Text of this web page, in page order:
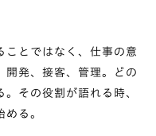
ことではなく、仕事の意
開発、接客、管理。どの
その役割が語れる時、
る。